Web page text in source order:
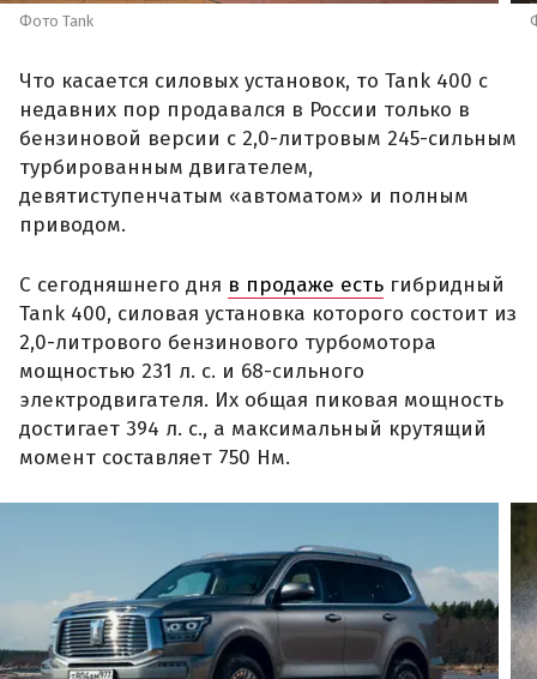
Фото Tank
Что касается силовых установок, то Tank 400 с
недавних пор продавался в России только в
бензиновой версии с 2,0-литровым 245-сильным
турбированным двигателем,
девятиступенчатым «автоматом» и полным
приводом.
С сегодняшнего дня в продаже есть гибридный
Tank 400, силовая установка которого состоит из
2,0-литрового бензинового турбомотора
мощностью 231 л. с. и 68-сильного
электродвигателя. Их общая пиковая мощность
достигает 394 л. с., а максимальный крутящий
момент составляет 750 Нм.